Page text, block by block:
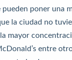
poner una
la ciudad no
mayor
entre